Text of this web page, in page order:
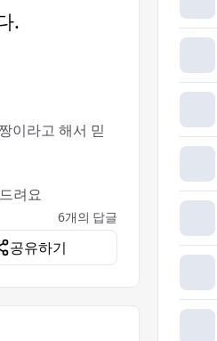
.
라고 해서 믿
려요
6개의 답글
공유하기